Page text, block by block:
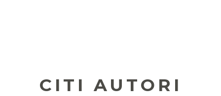
CITI AUTORI